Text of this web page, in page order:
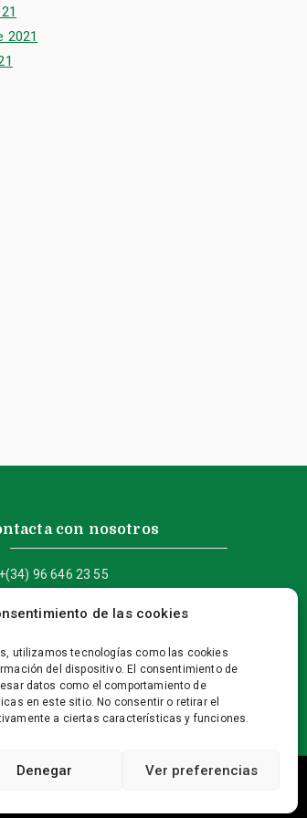
de las cookies
utilizamos tecnologías como las cookies
del dispositivo. El consentimiento de
datos como el comportamiento de
en este sitio. No consentir o retirar el
a ciertas características y funciones.
Denegar Ver preferencias
2021
con nosotros
96 646 23 55
Doctor Borrull, 5 – 03730 Xàbia